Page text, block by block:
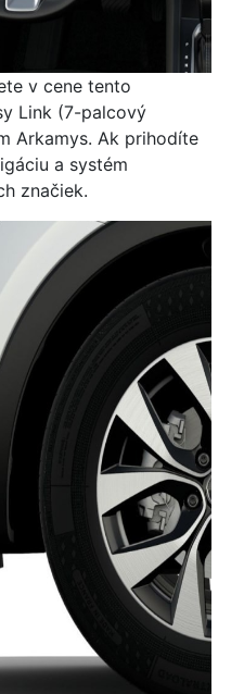
v cene tento
Link (7-palcový
Arkamys. Ak prihodíte
a systém
značiek.